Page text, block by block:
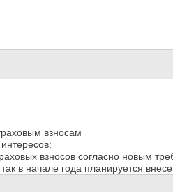
взносам
взносов согласно новым
в начале года планируется